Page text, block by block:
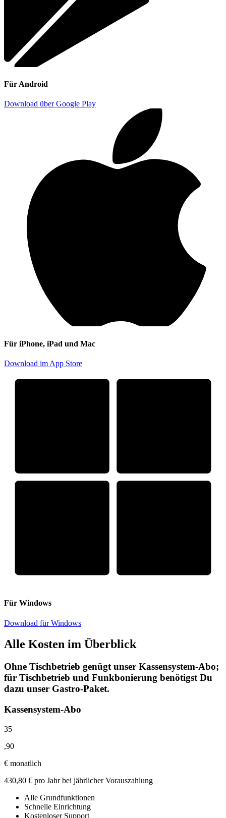
Für Android
Download über Google Play
Für iPhone, iPad und Mac
Download im App Store
Für Windows
Download für Windows
Alle Kosten im Überblick
Ohne Tischbetrieb genügt unser Kassensystem-Abo;
für Tischbetrieb und Funkbonierung benötigst Du
dazu unser Gastro-Paket.
Kassensystem-Abo
35
,90
€ monatlich
430,80 € pro Jahr bei jährlicher Vorauszahlung
Alle Grundfunktionen
Schnelle Einrichtung
Kostenloser Support